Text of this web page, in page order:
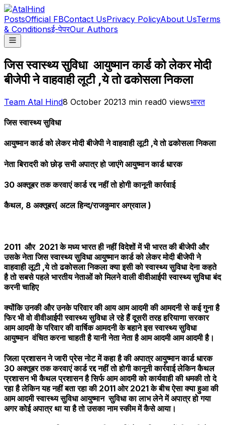
PostsOfficial FBContact UsPrivacy PolicyAbout UsTerms
& Conditionsई-पेपरOur Authors
जिस स्वास्थ्य सुविधा आयुष्मान कार्ड को लेकर मोदी
बीजेपी ने वाहवाही लूटी ,ये तो ढकोसला निकला
Team Atal Hind8 October 20213 min read0 viewsभारत
जिस स्वास्थ्य सुविधा
आयुष्मान कार्ड को लेकर मोदी बीजेपी ने वाहवाही लूटी ,ये तो ढकोसला निकला
नेता बिरादरी को छोड़ सभी अपात्र हो जाएंगे आयुष्मान कार्ड धारक
30 अक्तूबर तक करवाएं कार्ड रद्द नहीं तो होगी कानूनी कार्रवाई
कैथल, 8 अक्तूबर( अटल हिन्द/राजकुमार अग्रवाल )
2011 और 2021 के मध्य भारत ही नहीं विदेशों में भी भारत की बीजेपी और
उसके नेता जिस स्वास्थ्य सुविधा आयुष्मान कार्ड को लेकर मोदी बीजेपी ने
वाहवाही लूटी ,ये तो ढकोसला निकला क्या इसी को स्वास्थ्य सुविधा देना कहते
है तो सबसे पहले भारतीय नेताओं को मिलने वाली वीवीआईपी स्वास्थ्य सुविधा बंद
करनी चाहिए
क्योंकि उनकी और उनके परिवार की आय आम आदमी की आमदनी से कई गुना है
फिर भी वो वीवीआईपी स्वास्थ्य सुविधा ले रहे हैं दूसरी तरह हरियाणा सरकार
आम आदमी के परिवार की वार्षिक आमदनी के बहाने इस स्वास्थ्य सुविधा
आयुष्मान वंचित करना चाहती है यानी नेता नेता है आम आदमी आम आदमी है।
जिला प्रशासन ने जारी प्रेस नोट में कहा है की अपात्र आयुष्मान कार्ड धारक
30 अक्तूबर तक करवाएं कार्ड रद्द नहीं तो होगी कानूनी कार्रवाई लेकिन कैथल
प्रशासन भी कैथल प्रशासन है सिर्फ आम आदमी को कार्यवाही की धमकी तो दे
रहा है लेकिन यह नहीं बता रहा की 2011 ओर 2021 के बीच ऐसा क्या हुआ की
आम आदमी स्वास्थ्य सुविधा आयुष्मान सुविधा का लाभ लेने में अपात्र हो गया
अगर कोई अपात्र था या है तो उसका नाम स्कीम में कैसे आया।